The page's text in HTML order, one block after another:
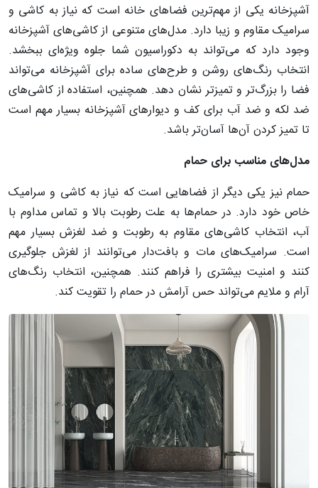
آشپزخانه یکی از مهم‌ترین فضاهای خانه است که نیاز به کاشی و
سرامیک مقاوم و زیبا دارد. مدل‌های متنوعی از کاشی‌های آشپزخانه
وجود دارد که می‌تواند به دکوراسیون شما جلوه ویژه‌ای ببخشد.
انتخاب رنگ‌های روشن و طرح‌های ساده برای آشپزخانه می‌تواند
فضا را بزرگ‌تر و تمیزتر نشان دهد. همچنین، استفاده از کاشی‌های
ضد لکه و ضد آب برای کف و دیوارهای آشپزخانه بسیار مهم است
تا تمیز کردن آن‌ها آسان‌تر باشد.
مدلهای مناسب برای حمام
حمام نیز یکی دیگر از فضاهایی است که نیاز به کاشی و سرامیک
خاص خود دارد. در حمام‌ها به علت رطوبت بالا و تماس مداوم با
آب، انتخاب کاشی‌های مقاوم به رطوبت و ضد لغزش بسیار مهم
است. سرامیک‌های مات و بافت‌دار می‌توانند از لغزش جلوگیری
کنند و امنیت بیشتری را فراهم کنند. همچنین، انتخاب رنگ‌های
آرام و ملایم می‌تواند حس آرامش در حمام را تقویت کند.